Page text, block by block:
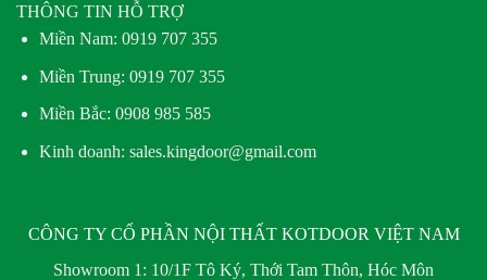
THÔNG TIN HỖ TRỢ
Miền Nam: 0919 707 355
Miền Trung: 0919 707 355
Miền Bắc: 0908 985 585
Kinh doanh: sales.kingdoor@gmail.com
CÔNG TY CỔ PHẦN NỘI THẤT KOTDOOR VIỆT NAM
Showroom 1: 10/1F Tô Ký, Thới Tam Thôn, Hóc Môn